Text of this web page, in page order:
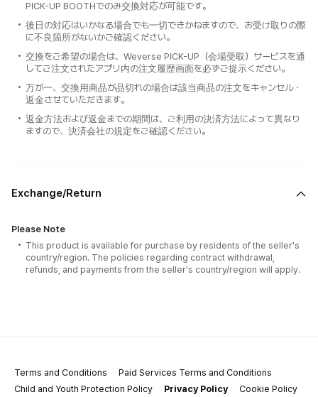
PICK-UP BOOTHでのみ交換対応が可能です。
後日の対応はいかなる場合でも一切できかねますので、お受け取りの際
に不良箇所がないかご確認ください。
交換をご希望の場合は、Weverse PICK-UP（会場受取）サービスを通
してご注文されたアプリ内の注文履歴画面を必ずご提示ください。
万が一、交換用商品が品切れの場合は該当商品の注文をキャンセル・
返金させていただきます。
返金方法および返金までの期間は、ご利用の決済方法によって異なり
ますので、決済会社の規定をご確認ください。
Exchange/Return
Please Note
This product is available for purchase by residents of the seller's
country/region. The policies regarding contract withdrawal,
refunds, and payments from the seller's country/region will apply.
Terms and Conditions
Paid Services Terms and Conditions
Child and Youth Protection Policy
Privacy Policy
Cookie Policy